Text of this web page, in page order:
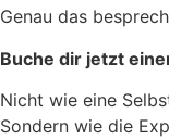
Genau das
Buche dir jetzt
Nicht wie eine
Sondern wie die